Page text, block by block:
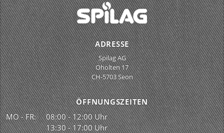
ADRESSE
Spilag AG
Oholten 17
CH-5703 Seon
ÖFFNUNGSZEITEN
MO - FR:
08:00 - 12:00 Uhr
13:30 - 17:00 Uhr